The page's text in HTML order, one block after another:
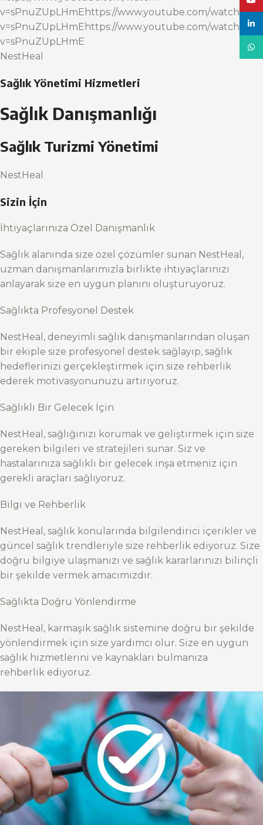
v=sPnuZUpLHmEhttps://www.youtube.com/watch?
v=sPnuZUpLHmEhttps://www.youtube.com/watch?
v=sPnuZUpLHmE
NestHeal
Sağlık Yönetimi Hizmetleri
Sağlık Danışmanlığı
Sağlık Turizmi Yönetimi
NestHeal
Sizin İçin
İhtiyaçlarınıza Özel Danışmanlık
Sağlık alanında size özel çözümler sunan NestHeal,
uzman danışmanlarımızla birlikte ihtiyaçlarınızı
anlayarak size en uygun planını oluşturuyoruz.
Sağlıkta Profesyonel Destek
NestHeal, deneyimli sağlık danışmanlarından oluşan
bir ekiple size profesyonel destek sağlayıp, sağlık
hedeflerinizi gerçekleştirmek için size rehberlik
ederek motivasyonunuzu artırıyoruz.
Sağlıklı Bir Gelecek İçin
NestHeal, sağlığınızı korumak ve geliştirmek için size
gereken bilgileri ve stratejileri sunar. Siz ve
hastalarınıza sağlıklı bir gelecek inşa etmeniz için
gerekli araçları sağlıyoruz.
Bilgi ve Rehberlik
NestHeal, sağlık konularında bilgilendirici içerikler ve
güncel sağlık trendleriyle size rehberlik ediyoruz. Size
doğru bilgiye ulaşmanızı ve sağlık kararlarınızı bilinçli
bir şekilde vermek amacımızdır.
Sağlıkta Doğru Yönlendirme
NestHeal, karmaşık sağlık sistemine doğru bir şekilde
yönlendirmek için size yardımcı olur. Size en uygun
sağlık hizmetlerini ve kaynakları bulmanıza
rehberlik ediyoruz.